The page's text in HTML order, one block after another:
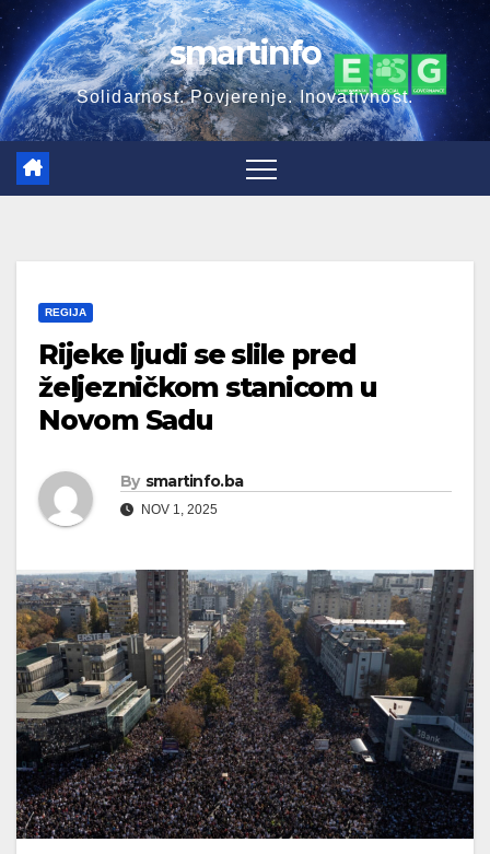
Skip
to
content
smartinfo
Solidarnost. Povjerenje. Inovativnost.
REGIJA
Rijeke ljudi se slile pred
željezničkom stanicom u
Novom Sadu
By smartinfo.ba
NOV 1, 2025